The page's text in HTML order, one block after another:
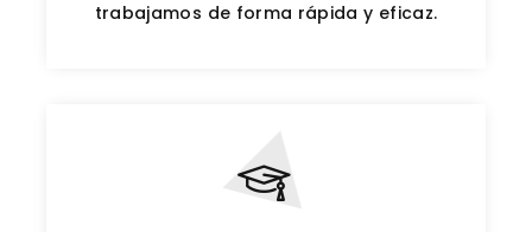
trabajamos de forma rápida y eficaz.